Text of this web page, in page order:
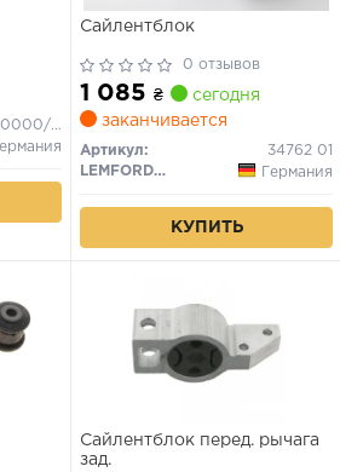
114 711 0000/HD
Сайлентблок
0 отзывов
1 085 ₴
сегодня
заканчивается
Артикул:
34762 01
LEMFORDER
Германия
КУПИТЬ
Сайлентблок перед. рычага
зад.